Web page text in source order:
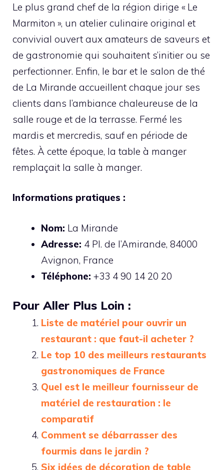
Le plus grand chef de la région dirige « Le
Marmiton », un atelier culinaire original et
convivial ouvert aux amateurs de saveurs et
de gastronomie qui souhaitent s’initier ou se
perfectionner. Enfin, le bar et le salon de thé
de La Mirande accueillent chaque jour ses
clients dans l’ambiance chaleureuse de la
salle rouge et de la terrasse. Fermé les
mardis et mercredis, sauf en période de
fêtes. À cette époque, la table à manger
remplaçait la salle à manger.
Informations pratiques :
Nom: La Mirande
Adresse: 4 Pl. de l’Amirande, 84000
Avignon, France
Téléphone: +33 4 90 14 20 20
Pour Aller Plus Loin :
Liste de matériel pour ouvrir un
restaurant : que faut-il acheter ?
Le top 10 des meilleurs restaurants
gastronomiques de France
Quel est le meilleur fournisseur de
matériel de restauration : le
comparatif
Comment se débarrasser des
fourmis dans le jardin ?
Six idées de décoration de table